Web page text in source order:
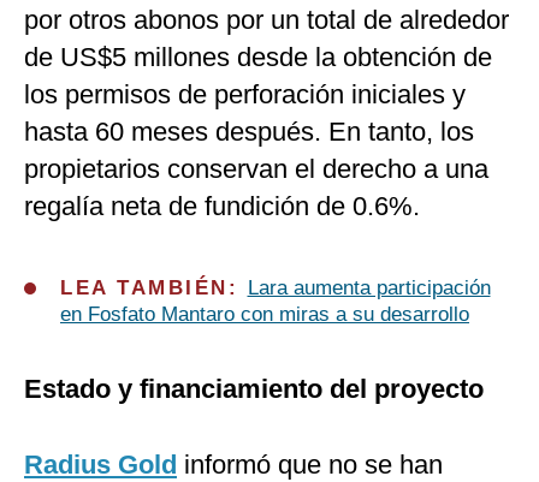
por otros abonos por un total de alrededor
de US$5 millones desde la obtención de
los permisos de perforación iniciales y
hasta 60 meses después. En tanto, los
propietarios conservan el derecho a una
regalía neta de fundición de 0.6%.
LEA TAMBIÉN:
Lara aumenta participación
en Fosfato Mantaro con miras a su desarrollo
Estado y financiamiento del proyecto
Radius Gold informó que no se han